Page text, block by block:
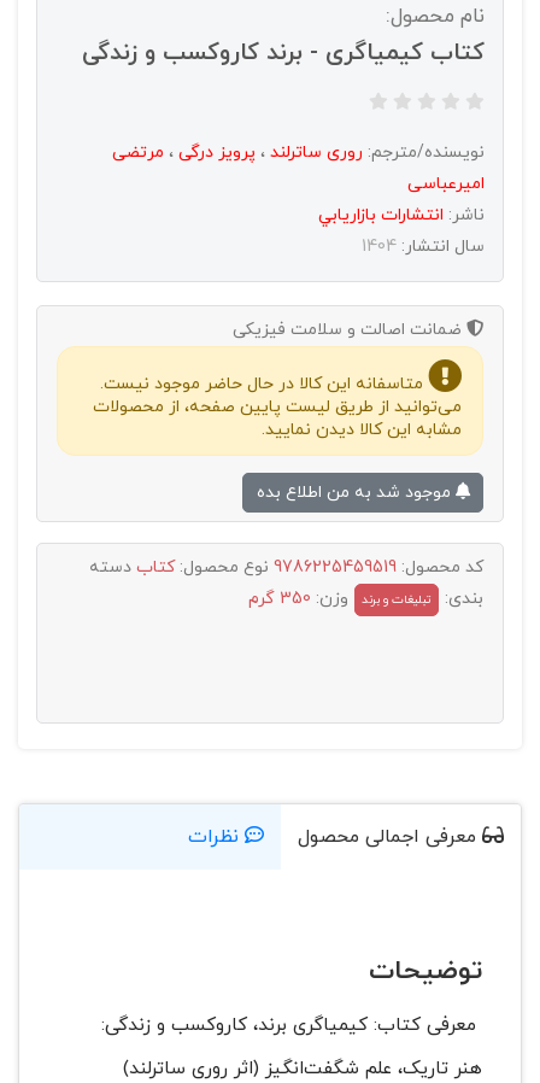
نام محصول:
کتاب کیمیاگری - برند کاروکسب و زندگی
نویسنده/مترجم: روری ساترلند ، پرویز درگی ، مرتضی
امیرعباسی
ناشر: انتشارات بازاريابي
سال انتشار: 1404
ضمانت اصالت و سلامت فیزیکی
متاسفانه این کالا در حال حاضر موجود نیست.
می‌توانید از طریق لیست پایین صفحه، از محصولات
مشابه این کالا دیدن نمایید.
کد محصول: 9786225459519 نوع محصول:کتاب دسته
بندی:
تبليغات و برند وزن: 350 گرم
معرفی اجمالی محصول نظرات
توضیحات
معرفی کتاب: کیمیاگری برند، کاروکسب و زندگی:
هنر تاریک، علم شگفت‌انگیز (اثر روری ساترلند)